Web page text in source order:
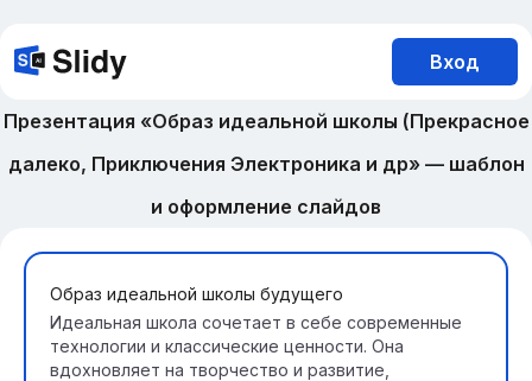
Вход
Презентация «Образ идеальной школы (Прекрасное
далеко, Приключения Электроника и др» — шаблон
и оформление слайдов
Образ идеальной школы будущего
Идеальная школа сочетает в себе современные
технологии и классические ценности. Она
вдохновляет на творчество и развитие,